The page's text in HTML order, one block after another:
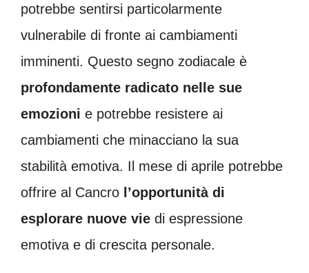
potrebbe sentirsi particolarmente
vulnerabile di fronte ai cambiamenti
imminenti. Questo segno zodiacale è
profondamente radicato nelle sue
emozioni e potrebbe resistere ai
cambiamenti che minacciano la sua
stabilità emotiva. Il mese di aprile potrebbe
offrire al Cancro l’opportunità di
esplorare nuove vie di espressione
emotiva e di crescita personale.